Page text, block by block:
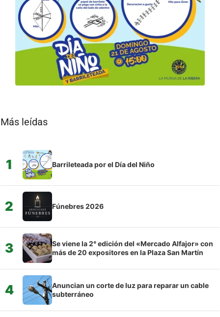
Más leídas
1 Barrileteada por el Día del Niño
2 Fúnebres 2026
3
Se viene la 2° edición del «Mercado Alfajor» con
más de 20 expositores en la Plaza San Martín
4
Anuncian un corte de luz para reparar un cable
subterráneo